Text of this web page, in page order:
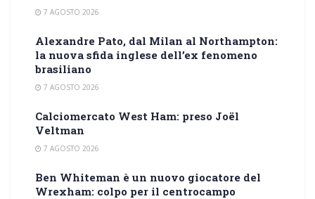
7 AGOSTO 2026
Alexandre Pato, dal Milan al Northampton:
la nuova sfida inglese dell’ex fenomeno
brasiliano
7 AGOSTO 2026
Calciomercato West Ham: preso Joël
Veltman
7 AGOSTO 2026
Ben Whiteman è un nuovo giocatore del
Wrexham: colpo per il centrocampo